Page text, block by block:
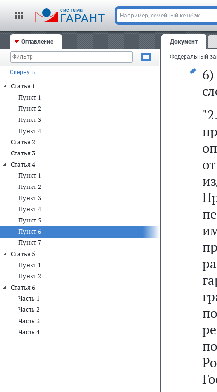
cистема
ГАРАНТ Например, семейный кешбэк
Оглавление
Свернуть
Статья 1
Пункт 1
Пункт 2
Пункт 3
Пункт 4
Статья 2
Статья 3
Статья 4
Пункт 1
Пункт 2
Пункт 3
Пункт 4
Пункт 5
Пункт 6
Пункт 7
Статья 5
Пункт 1
Пункт 2
Статья 6
Часть 1
Часть 2
Часть 3
Часть 4
Документ